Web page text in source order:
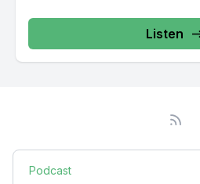
Listen
Podcast